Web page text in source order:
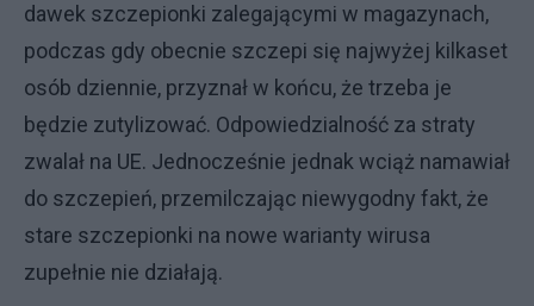
dawek szczepionki zalegającymi w magazynach,
podczas gdy obecnie szczepi się najwyżej kilkaset
osób dziennie, przyznał w końcu, że trzeba je
będzie zutylizować. Odpowiedzialność za straty
zwalał na UE. Jednocześnie jednak wciąż namawiał
do szczepień, przemilczając niewygodny fakt, że
stare szczepionki na nowe warianty wirusa
zupełnie nie działają.